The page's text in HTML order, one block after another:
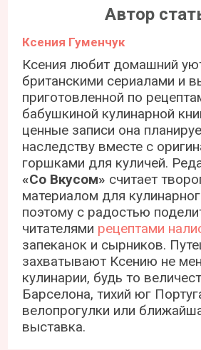
Автор
Ксения Гуменчук
Ксения любит домашний
британскими сериалами и
приготовленной по
бабушкиной кулинарной
ценные записи она
наследству вместе с
горшками для куличей.
«Со Вкусом» считает
материалом для
поэтому с радостью
читателями рецептами
запеканок и сырников.
захватывают Ксению не
кулинарии, будь то
Барселона, тихий юг
велопрогулки или
выставка.